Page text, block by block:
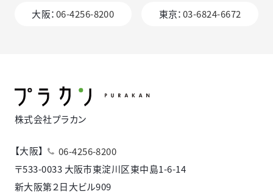
大阪：06-4256-8200 東京：03-6824-6672
株式会社プラカン
【大阪】
06-4256-8200
〒533-0033 大阪市東淀川区東中島1-6-14
新大阪第２日大ビル909